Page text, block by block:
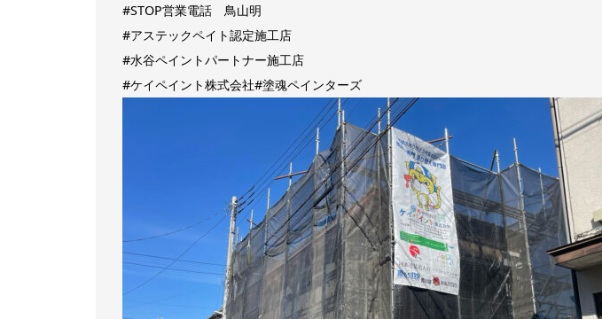
#STOP営業電話 鳥山明
#アステックペイト認定施工店
#水谷ペイントパートナー施工店
#ケイペイント株式会社#塗魂ペインターズ